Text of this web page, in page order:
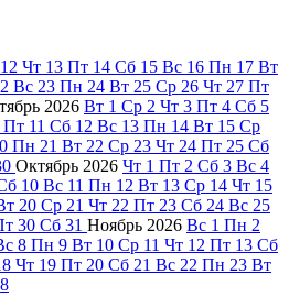
12 Чт 13 Пт 14 Сб 15 Вс 16 Пн 17 Вт
Вс 23 Пн 24 Вт 25 Ср 26 Чт 27 Пт
2026 Вт 1 Ср 2 Чт 3 Пт 4 Сб 5
Пт 11 Сб 12 Вс 13 Пн 14 Вт 15 Ср
Пн 21 Вт 22 Ср 23 Чт 24 Пт 25 Сб
Октябрь 2026 Чт 1 Пт 2 Сб 3 Вс 4
10 Вс 11 Пн 12 Вт 13 Ср 14 Чт 15
20 Ср 21 Чт 22 Пт 23 Сб 24 Вс 25
30 Сб 31 Ноябрь 2026 Вс 1 Пн 2
8 Пн 9 Вт 10 Ср 11 Чт 12 Пт 13 Сб
Чт 19 Пт 20 Сб 21 Вс 22 Пн 23 Вт